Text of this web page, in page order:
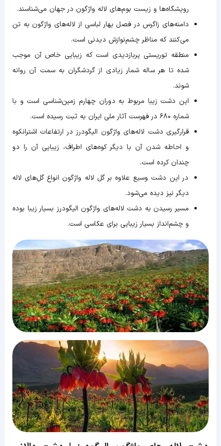
رویشگاه‌ها و زیست بوم‌های لاله واژگون در جهان می‌شناسند.
دامنه‌های زاگرس در فصل بهار لباسی از لاله‌های واژگون به تن
می‌کنند که مناظر چشم‌نوازش دیدنی است.
منطقه توریستی پربازدیدی است که زیبایی خاص آن موجب
شده تا هر ساله شمار زیادی از گردشگران به سمت آن روانه
شوند.
این دشت زیبا مربوط به دوران چهارم زمین‌شناسی است و با
شماره ۶۸۰ در فهرست آثار ملی ایران به ثبت رسیده است.
قرارگیری دشت لاله‌های واژگون الیگودرز در ارتفاعات اشترانكوه
و احاطه شدن آن با دیگر کوه‌های اطراف، زیبایی آن را دو
چندان کرده است.
در این دشت وسیع علاوه بر گل لاله واژگون انواع گل‌های لاله
دیگر نیز دیده می‌شود.
مسیر رسیدن به دشت لاله‌های واژگون الیگودرز بسیار زیبا بوده
و چشم‌انداز بسیار زیبایی برای عکاسی است.